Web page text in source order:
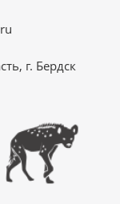
г. Бердск